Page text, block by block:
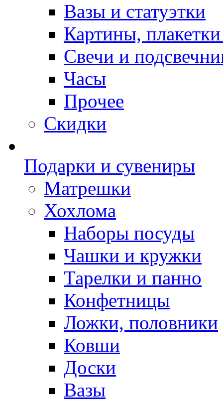
Вазы и статуэтки
Картины,
Свечи и
Часы
Прочее
Скидки
Подарки и сувениры
Матрешки
Хохлома
Наборы посуды
Чашки и кружки
Тарелки и панно
Конфетницы
Ложки, половники
Ковши
Доски
Вазы